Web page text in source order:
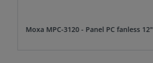
Moxa MPC-3120 - Panel PC fanless 12"